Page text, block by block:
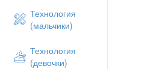
Технология
(мальчики)
Технология
(девочки)